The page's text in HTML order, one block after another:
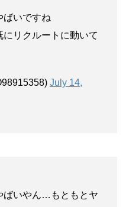
ばいですね
にリクルートに動いて
July 14,
ばいやん…もともとヤ